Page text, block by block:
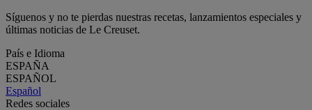
Síguenos y no te pierdas nuestras recetas, lanzamientos especiales y
últimas noticias de Le Creuset.
País e Idioma
ESPAÑA
ESPAÑOL
Español
Redes sociales